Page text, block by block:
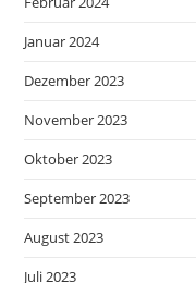
Januar 2024
Dezember 2023
November 2023
Oktober 2023
September 2023
August 2023
Juli 2023